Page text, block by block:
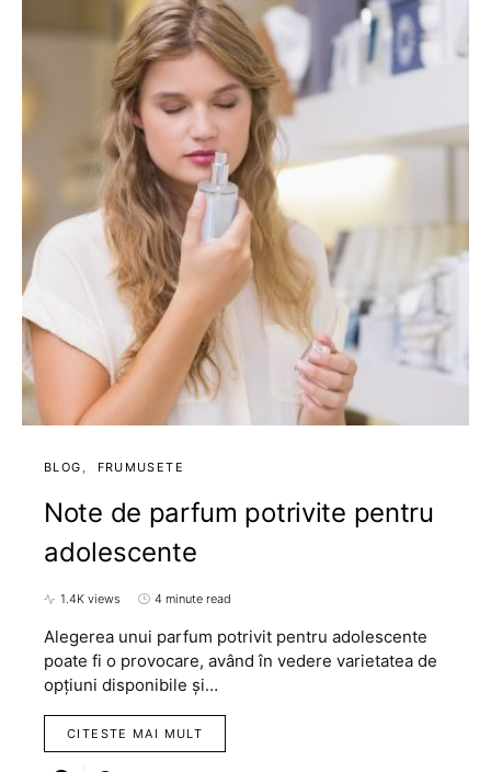
BLOG FRUMUSETE
Note de parfum potrivite pentru
adolescente
1.4K views 4 minute read
Alegerea unui parfum potrivit pentru adolescente
poate fi o provocare, având în vedere varietatea de
opțiuni disponibile și…
CITESTE MAI MULT